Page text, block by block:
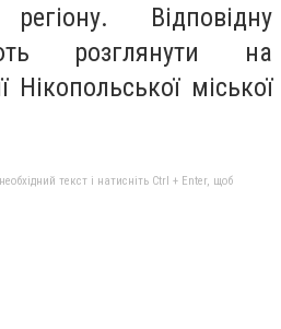
Відповідну
розглянути на
Нікопольської міської
текст і натисніть Ctrl + Enter, щоб